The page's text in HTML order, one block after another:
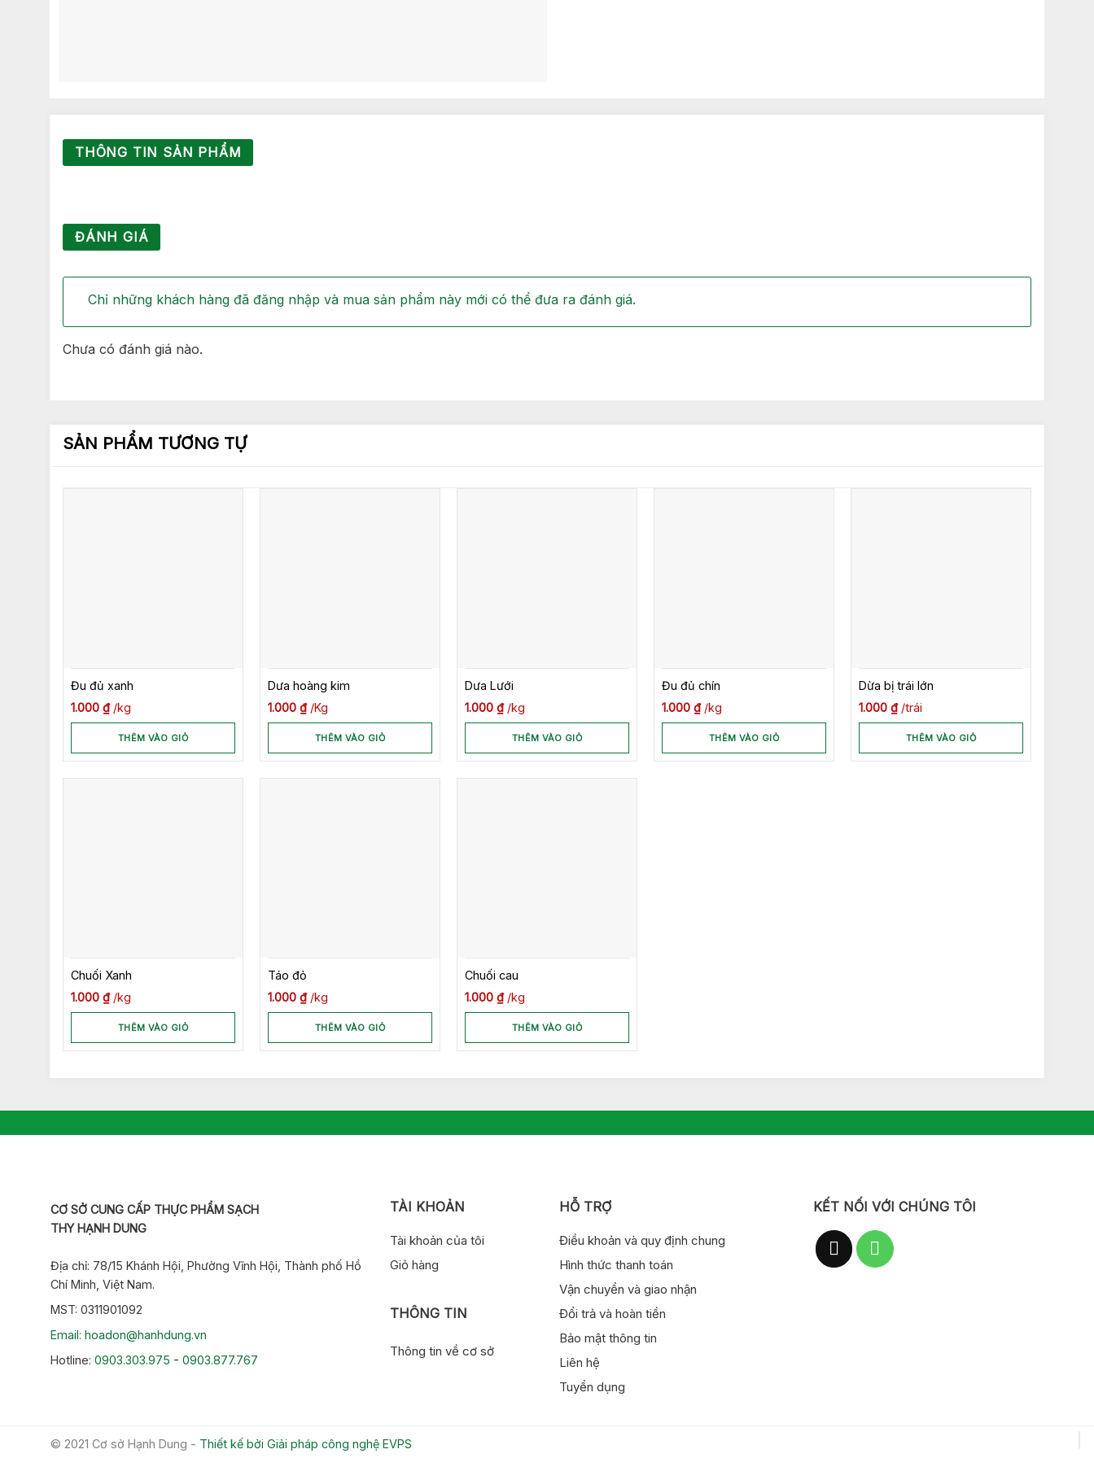
ĐÁNH GIÁ
Chưa có đánh giá nào.
Chỉ những khách hàng đã đăng nhập và mua sản phẩm này mới có thể đưa ra đánh giá.
THÔNG TIN SẢN PHẨM
SẢN PHẨM TƯƠNG TỰ
Đu đủ xanh
1.000 ₫ kg
THÊM VÀO GIỎ
Dưa hoàng kim
1.000 ₫ Kg
THÊM VÀO GIỎ
Dưa Lưới
1.000 ₫ kg
THÊM VÀO GIỎ
Đu đủ chín
1.000 ₫ kg
THÊM VÀO GIỎ
Dừa bị trái lớn
1.000 ₫ trái
THÊM VÀO GIỎ
Chuối Xanh
1.000 ₫ kg
THÊM VÀO GIỎ
Táo đỏ
1.000 ₫ kg
THÊM VÀO GIỎ
Chuối cau
1.000 ₫ kg
THÊM VÀO GIỎ
CƠ SỞ CUNG CẤP THỰC PHẨM SẠCH
THY HẠNH DUNG
Địa chỉ: 78/15 Khánh Hội, Phường Vĩnh Hội, Thành phố Hồ
Chí Minh, Việt Nam.
MST: 0311901092
Email: hoadon@hanhdung.vn
Hotline: 0903.303.975 - 0903.877.767
TÀI KHOẢN
Tài khoản của tôi
Giỏ hàng
THÔNG TIN
Thông tin về cơ sở
HỖ TRỢ
Điều khoản và quy định chung
Hình thức thanh toán
Vận chuyển và giao nhận
Đổi trả và hoàn tiền
Bảo mật thông tin
Liên hệ
Tuyển dụng
KẾT NỐI VỚI CHÚNG TÔI
© 2021 Cơ sở Hạnh Dung - Thiết kế bởi Giải pháp công nghệ EVPS